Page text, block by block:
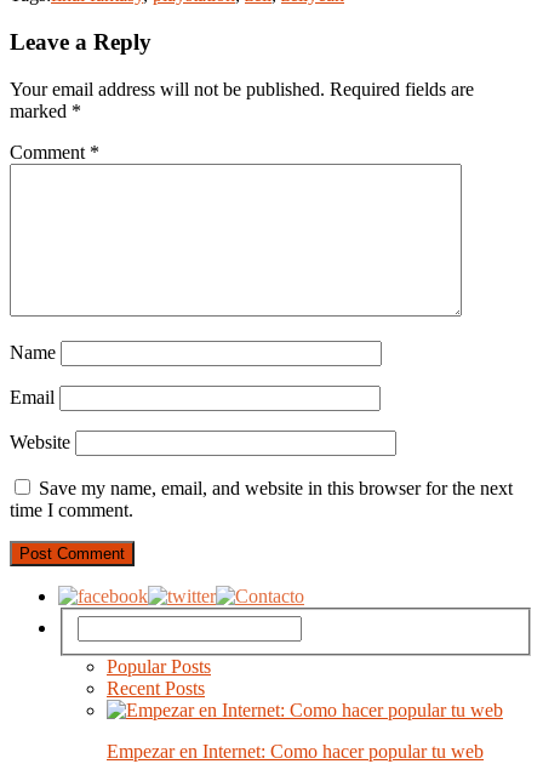
Leave a Reply
Your email address will not be published. Required fields are
marked *
Comment *
Name
Email
Website
Save my name, email, and website in this browser for the next
time I comment.
Popular Posts
Recent Posts
Empezar en Internet: Como hacer popular tu web